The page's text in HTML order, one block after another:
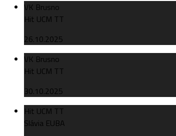
VK Brusno
Hit UCM TT
26.10.2025
VK Brusno
Hit UCM TT
30.10.2025
Hit UCM TT
Slávia EUBA